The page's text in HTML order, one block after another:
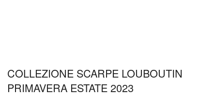
COLLEZIONE SCARPE LOUBOUTIN
PRIMAVERA ESTATE 2023